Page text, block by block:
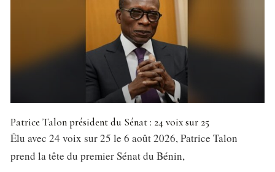
Patrice Talon président du Sénat : 24 voix sur 25
Élu avec 24 voix sur 25 le 6 août 2026, Patrice Talon
prend la tête du premier Sénat du Bénin,